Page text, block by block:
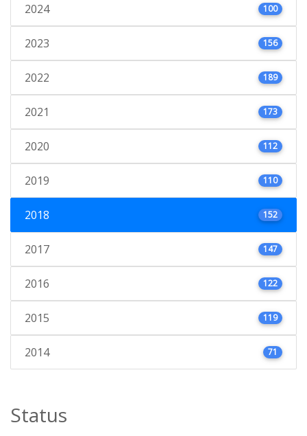
2024 100
2023 156
2022 189
2021 173
2020 112
2019 110
2018 152
2017 147
2016 122
2015 119
2014 71
Status